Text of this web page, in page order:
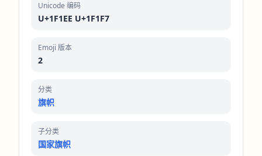
Unicode 编码
U+1F1EE U+1F1F7
Emoji 版本
2
分类
旗帜
子分类
国家旗帜